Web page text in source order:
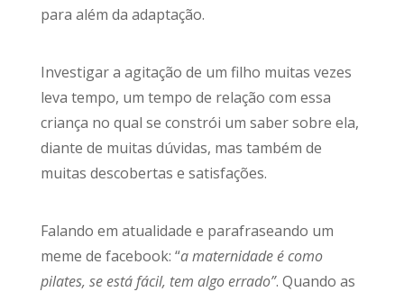
para além da adaptação.
Investigar a agitação de um filho muitas vezes
leva tempo, um tempo de relação com essa
criança no qual se constrói um saber sobre ela,
diante de muitas dúvidas, mas também de
muitas descobertas e satisfações.
Falando em atualidade e parafraseando um
meme de facebook: “a maternidade é como
pilates, se está fácil, tem algo errado”. Quando as